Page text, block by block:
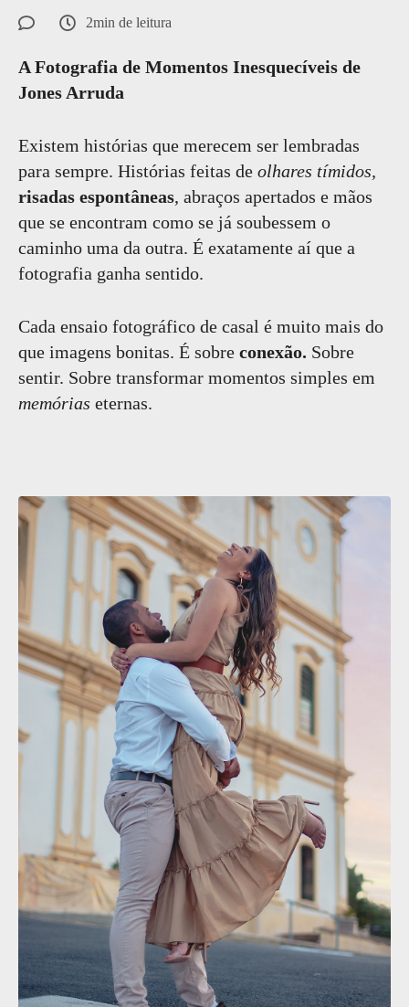
2min de leitura
A Fotografia de Momentos Inesquecíveis de
Jones Arruda
Existem histórias que merecem ser lembradas
para sempre. Histórias feitas de olhares tímidos,
risadas espontâneas, abraços apertados e mãos
que se encontram como se já soubessem o
caminho uma da outra. É exatamente aí que a
fotografia ganha sentido.
Cada ensaio fotográfico de casal é muito mais do
que imagens bonitas. É sobre conexão. Sobre
sentir. Sobre transformar momentos simples em
memórias eternas.